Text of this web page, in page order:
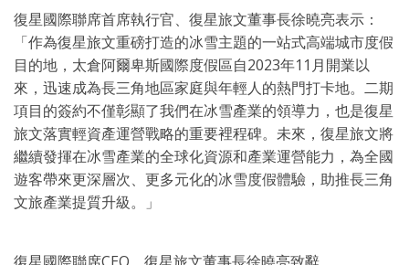
復星國際聯席首席執行官、復星旅文董事長徐曉亮表示：
「作為復星旅文重磅打造的冰雪主題的一站式高端城市度假
目的地，太倉阿爾卑斯國際度假區自2023年11月開業以
來，迅速成為長三角地區家庭與年輕人的熱門打卡地。二期
項目的簽約不僅彰顯了我們在冰雪產業的領導力，也是復星
旅文落實輕資產運營戰略的重要裡程碑。未來，復星旅文將
繼續發揮在冰雪產業的全球化資源和產業運營能力，為全國
遊客帶來更深層次、更多元化的冰雪度假體驗，助推長三角
文旅產業提質升級。」